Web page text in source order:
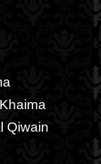
Qiwain